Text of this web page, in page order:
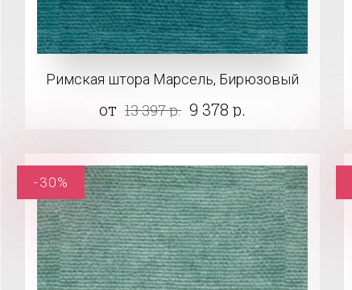
Римская штора Марсель, Бирюзовый
от 13 397 р. 9 378 р.
-30%